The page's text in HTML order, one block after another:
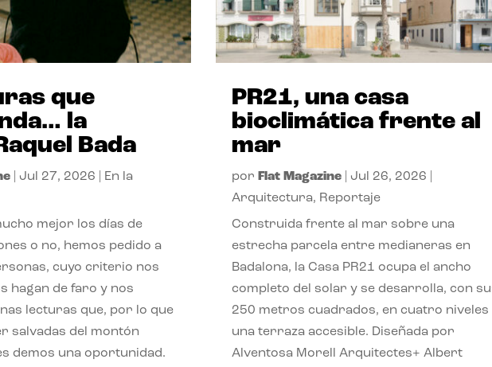
que
la
Bada
Jul 27, 2026
En la
mejor los días de
o no, hemos pedido a
cuyo criterio nos
hagan de faro y nos
lecturas que, por lo que
salvadas del montón
demos una oportunidad.
PR21, una casa
bioclimática frente al
mar
por Flat Magazine| Jul 26, 2026
Arquitectura, Reportaje
Construida frente al mar sobre una
estrecha parcela entre medianeras en
Badalona, la Casa PR21 ocupa el ancho
completo del solar y se desarrolla, con
250 metros cuadrados, en cuatro niveles
una terraza accesible. Diseñada por
Alventosa Morell Arquitectes+ Albert